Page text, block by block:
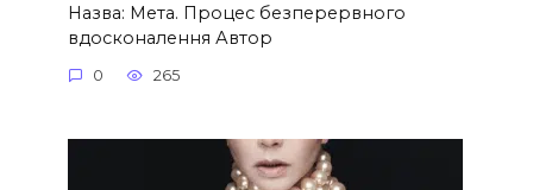
Назва: Мета. Процес безперервного
вдосконалення Автор
0 265